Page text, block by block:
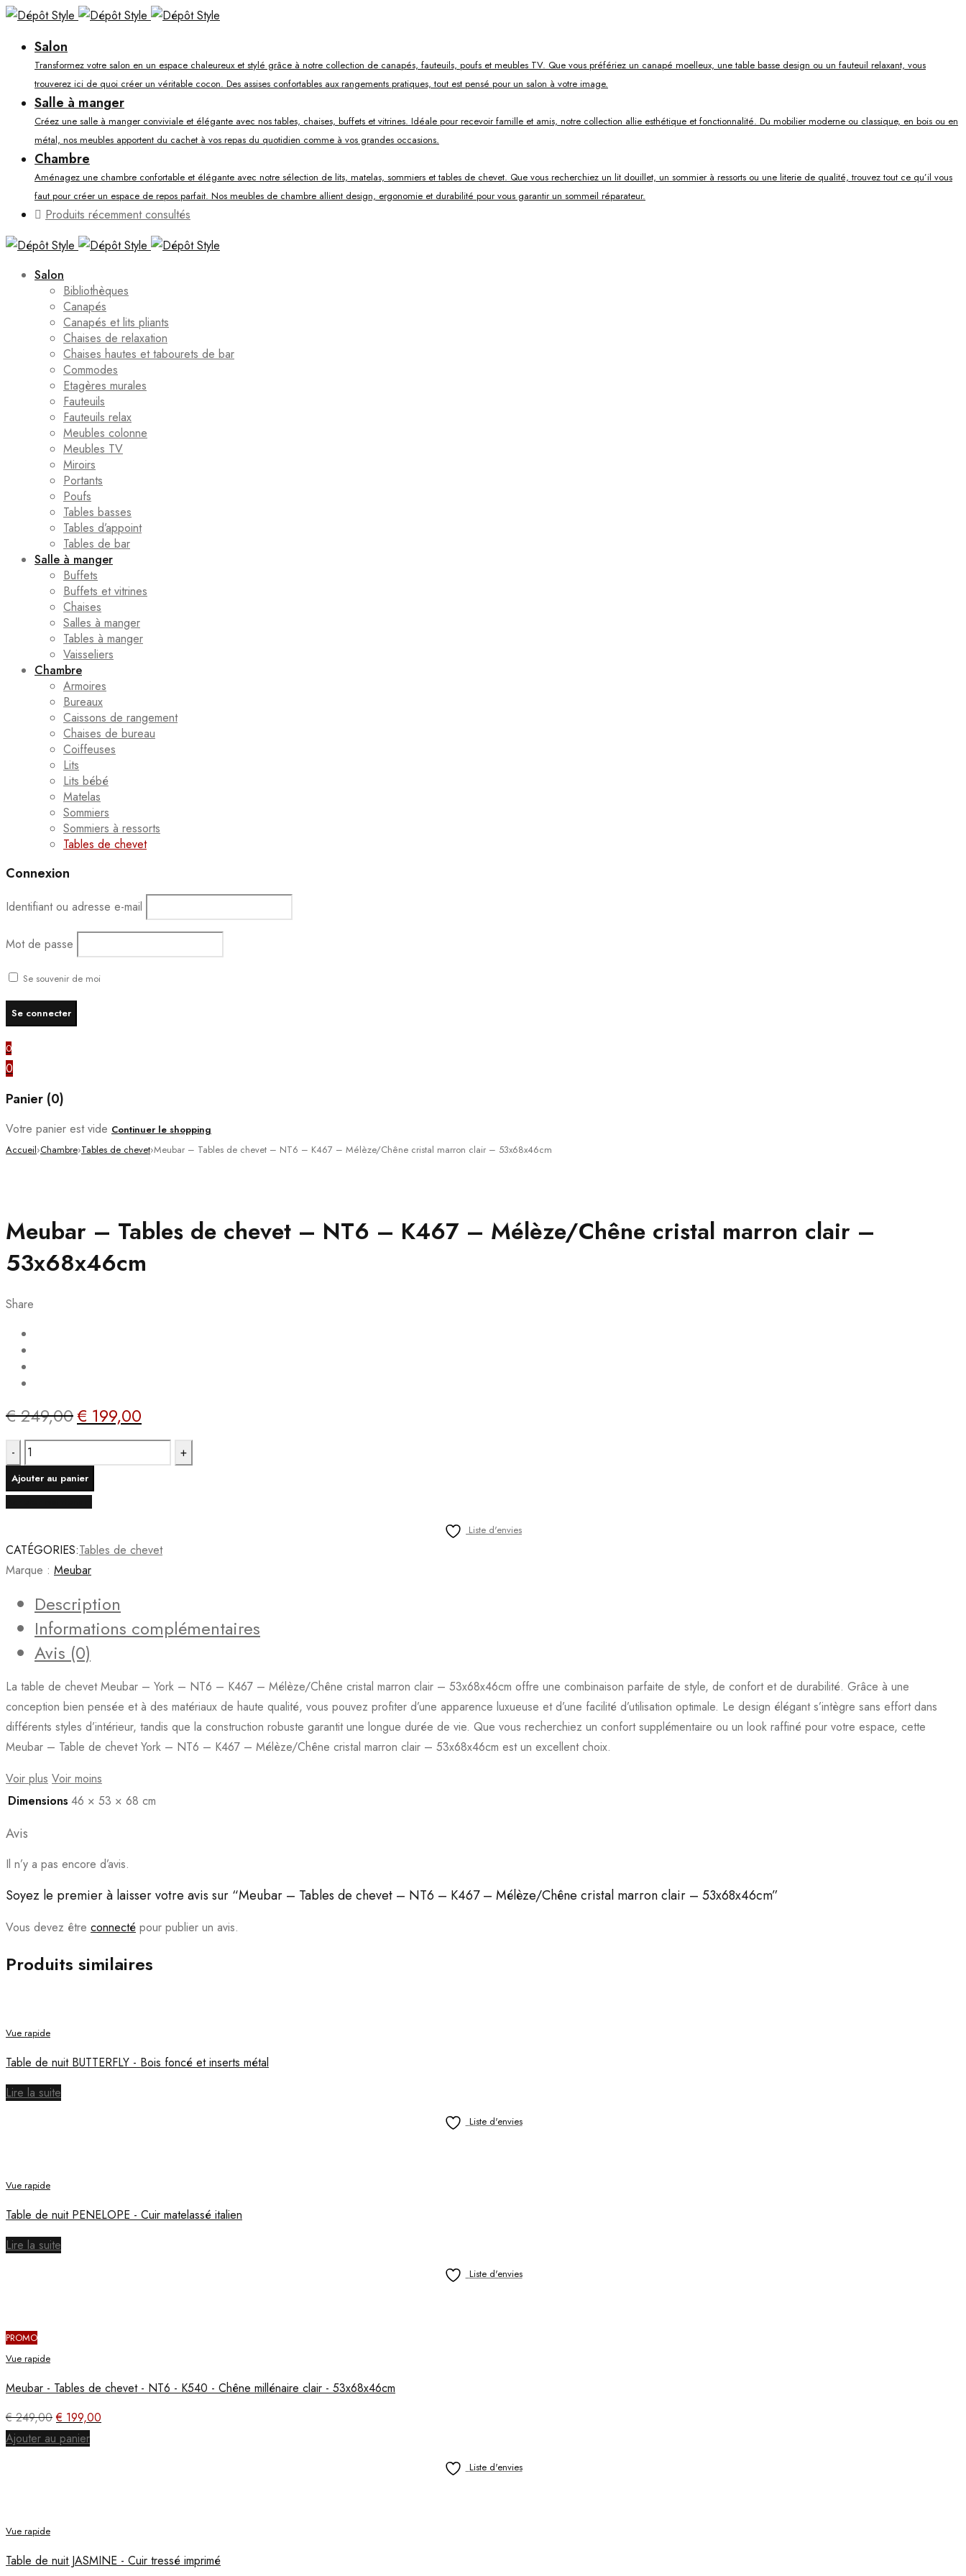
Salon
Transformez votre salon en un espace chaleureux et stylé grâce à notre collection de canapés, fauteuils, poufs et meubles TV. Que vous préfériez un canapé moelleux, une table basse design ou un fauteuil relaxant, vous
trouverez ici de quoi créer un véritable cocon. Des assises confortables aux rangements pratiques, tout est pensé pour un salon à votre image.
Salle à manger
Créez une salle à manger conviviale et élégante avec nos tables, chaises, buffets et vitrines. Idéale pour recevoir famille et amis, notre collection allie esthétique et fonctionnalité. Du mobilier moderne ou classique, en bois ou en
métal, nos meubles apportent du cachet à vos repas du quotidien comme à vos grandes occasions.
Chambre
Aménagez une chambre confortable et élégante avec notre sélection de lits, matelas, sommiers et tables de chevet. Que vous recherchiez un lit douillet, un sommier à ressorts ou une literie de qualité, trouvez tout ce qu’il vous
faut pour créer un espace de repos parfait. Nos meubles de chambre allient design, ergonomie et durabilité pour vous garantir un sommeil réparateur.
Produits récemment consultés
Salon
Bibliothèques
Canapés
Canapés et lits pliants
Chaises de relaxation
Chaises hautes et tabourets de bar
Commodes
Etagères murales
Fauteuils
Fauteuils relax
Meubles colonne
Meubles TV
Miroirs
Portants
Poufs
Tables basses
Tables d’appoint
Tables de bar
Salle à manger
Buffets
Buffets et vitrines
Chaises
Salles à manger
Tables à manger
Vaisseliers
Chambre
Armoires
Bureaux
Caissons de rangement
Chaises de bureau
Coiffeuses
Lits
Lits bébé
Matelas
Sommiers
Sommiers à ressorts
Tables de chevet
Connexion
Identifiant ou adresse e-mail
Mot de passe
Se souvenir de moi
0
0
Panier (0)
Votre panier est vide Continuer le shopping
Accueil›Chambre›Tables de chevet›Meubar – Tables de chevet – NT6 – K467 – Mélèze/Chêne cristal marron clair – 53x68x46cm
Meubar – Tables de chevet – NT6 – K467 – Mélèze/Chêne cristal marron clair –
53x68x46cm
Share
€249,00 Le
était :
€ 249,00.
€ 199,00
quantité
de
Meubar
-
de
chevet
NT6
K467
Mélèze/Chêne
cristal
marron
clair
53x68x46cm
Ajouter au panier
Liste d'envies
CATÉGORIES:Tables de chevet
Marque : Meubar
Description
Informations complémentaires
Avis (0)
La table de chevet Meubar – York – NT6 – K467 – Mélèze/Chêne cristal marron clair – 53x68x46cm offre une combinaison parfaite de style, de confort et de durabilité. Grâce à une
conception bien pensée et à des matériaux de haute qualité, vous pouvez profiter d’une apparence luxueuse et d’une facilité d’utilisation optimale. Le design élégant s’intègre sans effort dans
différents styles d’intérieur, tandis que la construction robuste garantit une longue durée de vie. Que vous recherchiez un confort supplémentaire ou un look raffiné pour votre espace, cette
Meubar – Table de chevet York – NT6 – K467 – Mélèze/Chêne cristal marron clair – 53x68x46cm est un excellent choix.
Voir plus Voir moins
Dimensions 46 × 53 × 68 cm
Avis
Il n’y a pas encore d’avis.
Soyez le premier à laisser votre avis sur “Meubar – Tables de chevet – NT6 – K467 – Mélèze/Chêne cristal marron clair – 53x68x46cm”
Vous devez être connecté pour publier un avis.
Produits similaires
Vue rapide
Table de nuit BUTTERFLY - Bois foncé et inserts métal
Lire la suite
Liste d'envies
Vue rapide
Table de nuit PENELOPE - Cuir matelassé italien
Lire la suite
Liste d'envies
PROMO
Vue rapide
Meubar - Tables de chevet - NT6 - K540 - Chêne millénaire clair - 53x68x46cm
€249,00Le
prix
initial
€ 199,00
Ajouter au panier
Liste d'envies
Vue rapide
Table de nuit JASMINE - Cuir tressé imprimé